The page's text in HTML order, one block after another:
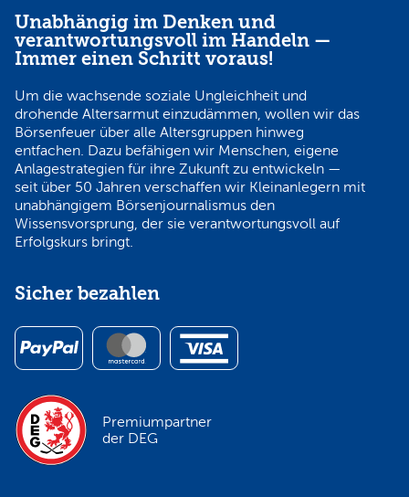
Unabhängig im Denken und
verantwortungsvoll im Handeln —
Immer einen Schritt voraus!
Um die wachsende soziale Ungleichheit und
drohende Altersarmut einzudämmen, wollen wir das
Börsenfeuer über alle Altersgruppen hinweg
entfachen. Dazu befähigen wir Menschen, eigene
Anlagestrategien für ihre Zukunft zu entwickeln —
seit über 50 Jahren verschaffen wir Kleinanlegern mit
unabhängigem Börsenjournalismus den
Wissensvorsprung, der sie verantwortungsvoll auf
Erfolgskurs bringt.
Sicher bezahlen
Premiumpartner
der DEG